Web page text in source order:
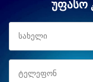
ᲣᲤᲐᲡᲝ